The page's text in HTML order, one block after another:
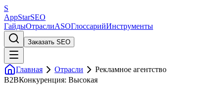
S
AppStarSEO
ГайдыОтраслиASOГлоссарийИнструменты
Заказать SEO
Главная Отрасли
Рекламное агентство
B2BКонкуренция: Высокая